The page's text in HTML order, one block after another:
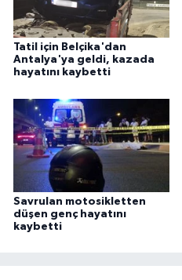
Tatil için Belçika'dan
Antalya'ya geldi, kazada
hayatını kaybetti
Savrulan motosikletten
düşen genç hayatını
kaybetti